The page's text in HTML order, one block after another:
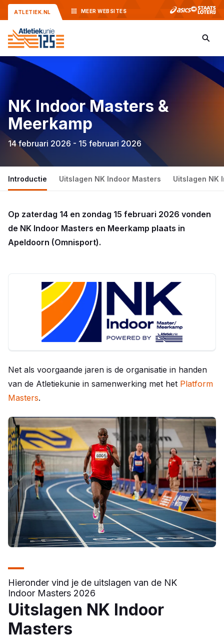
ATLETIEK.NL MEER WEBSITES
NK Indoor Masters &
Meerkamp
14 februari 2026 - 15 februari 2026
Introductie Uitslagen NK Indoor Masters Uitslagen NK
Op zaterdag 14 en zondag 15 februari 2026 vonden
de NK Indoor Masters en Meerkamp plaats in
Apeldoorn (Omnisport).
Net als voorgaande jaren is de organisatie in handen
van de Atletiekunie in samenwerking met het Platform
Masters.
Hieronder vind je de uitslagen van de NK
Indoor Masters 2026
Uitslagen NK Indoor
Masters